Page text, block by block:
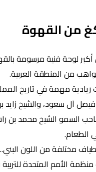
أكبر لوحة فنية مرسومة
من المنطقة العربية.
آل سعود، والشيخ
السمو الشيخ محمد بن
الطعام.
المالكي نحو 4.5 كغ فقط من القهوة غير قابلة
الأمم المتحدة